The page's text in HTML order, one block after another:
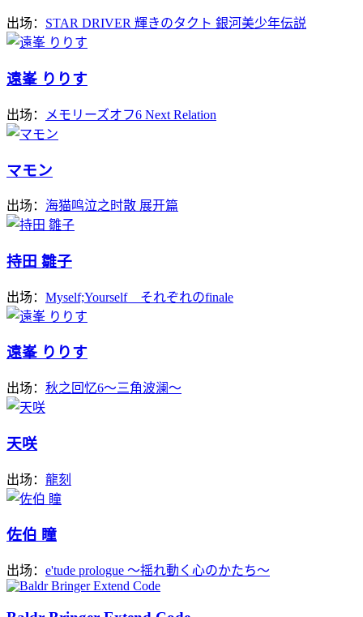
出场： STAR DRIVER 輝きのタクト 銀河美少年伝説
遠峯 りりす
出场： メモリーズオフ6 Next Relation
マモン
出场： 海猫鸣泣之时散 展开篇
持田 雛子
出场： Myself;Yourself それぞれのfinale
遠峯 りりす
出场： 秋之回忆6～三角波澜～
天咲
出场： 龍刻
佐伯 瞳
出场： e'tude prologue ～揺れ動く心のかたち～